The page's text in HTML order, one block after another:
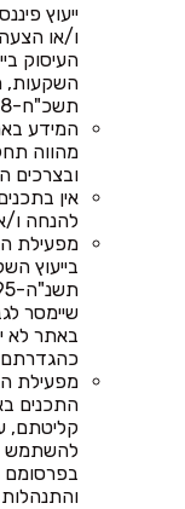
ייעוץ
ו/או
העיסוק
תשכ"ח-1968.
המידע
מהווה
ובצרכים
אין
להנחה ו/
מפעילת
בייעוץ
שיימסר
באתר לא
מפעילת
התכנים
קליטתם,
להשתמש
והתנהלות